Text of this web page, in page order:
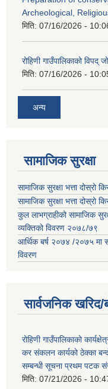
Archeological,
मिति: 07/16/2026 -
रोहिणी गाउँपालिकाको
मिति: 07/16/2026 -
अन्य
सामाजिक सुरक्षा
सामाजिक सुरक्षा भत्ता दोस्रो
सामाजिक सुरक्षा भत्ता दोस्रो
कुल लाभग्राहीको सामाजिक
व्यक्तिको विवरण २०७८/७९
आर्थिक बर्ष २०७४ /२०७५ मा
विवरण
सार्वजनिक
रोहिणी गाउँपालिकाको
कर संकलन कार्यको ठेक्का
सम्बन्धी सूचना प्रथम पटक
मिति: 07/21/2026 -